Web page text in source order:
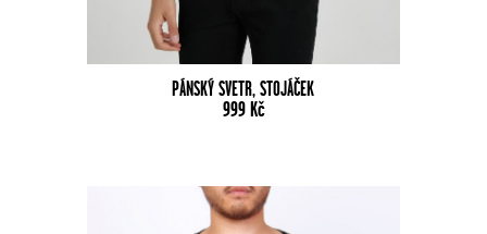
PÁNSKÝ SVETR, STOJÁČEK
999Kč